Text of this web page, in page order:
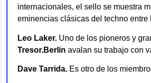
internacionales, el sello se muestra
eminencias clásicas del techno
Leo Laker. Uno de los pioneros y
Tresor.Berlin avalan su trabajo con
Dave Tarrida. Es otro de los